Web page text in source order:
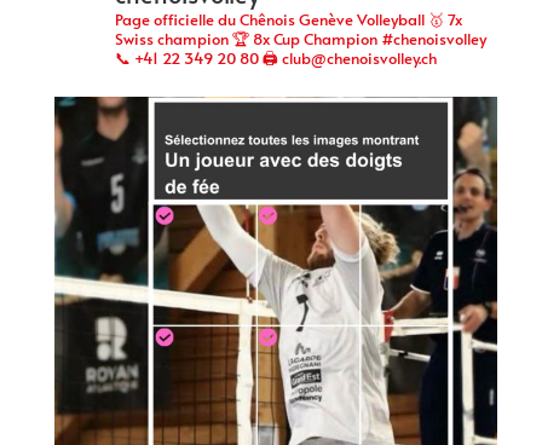
Page officielle du Chênois Genève Volleyball 🥇 7x
Swiss champion 🏆 8x Cup Champion #chenoisvolley
📞 +41 22 349 20 80 🖨 club@chenoisvolley.ch